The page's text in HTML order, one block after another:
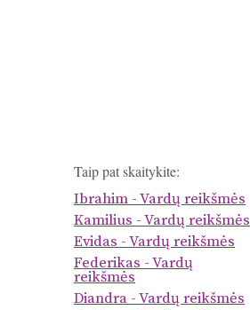
Taip pat skaitykite:
Ibrahim - Vardų reikšmės
Kamilius - Vardų reikšmės
Evidas - Vardų reikšmės
Federikas - Vardų
reikšmės
Diandra - Vardų reikšmės